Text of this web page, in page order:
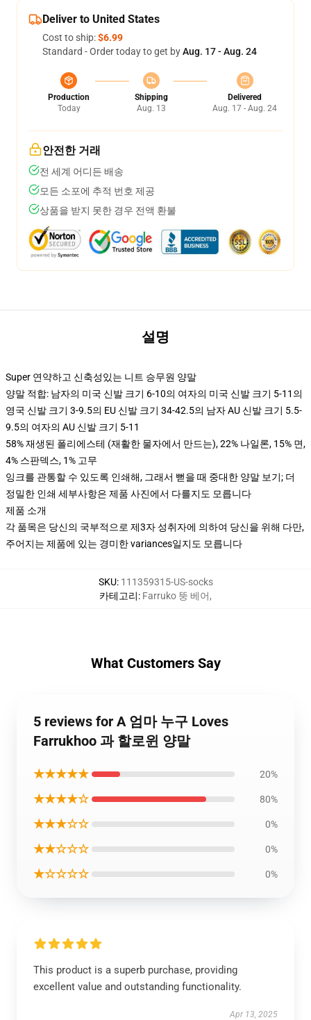
Deliver to United States
Cost to ship:$6.99
Standard - Order today to get byAug. 17 - Aug. 24
Production
Today
Shipping
Aug. 13
Delivered
Aug. 17 - Aug. 24
안전한 거래
전 세계 어디든 배송
모든 소포에 추적 번호 제공
상품을 받지 못한 경우 전액 환불
설명
Super 연약하고 신축성있는 니트 승무원 양말
양말 적합: 남자의 미국 신발 크기 6-10의 여자의 미국 신발 크기 5-11의
영국 신발 크기 3-9.5의 EU 신발 크기 34-42.5의 남자 AU 신발 크기 5.5-
9.5의 여자의 AU 신발 크기 5-11
58% 재생된 폴리에스테 (재활한 물자에서 만드는), 22% 나일론, 15% 면,
4% 스판덱스, 1% 고무
잉크를 관통할 수 있도록 인쇄해, 그래서 뻗을 때 중대한 양말 보기; 더
정밀한 인쇄 세부사항은 제품 사진에서 다를지도 모릅니다
제품 소개
각 품목은 당신의 국부적으로 제3자 성취자에 의하여 당신을 위해 다만,
주어지는 제품에 있는 경미한 variances일지도 모릅니다
SKU: 111359315-US-socks
카테고리: Farruko 뚱 베어,
What Customers Say
5 reviews for A 엄마 누구 Loves
Farrukhoo 과 할로윈 양말
★★★★★ 20%
★★★★☆ 80%
★★★☆☆ 0%
★★☆☆☆ 0%
★☆☆☆☆ 0%
This product is a superb purchase, providing
excellent value and outstanding functionality.
Apr 13, 2025